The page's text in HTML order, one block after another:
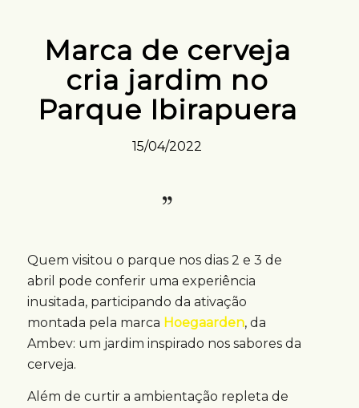
Marca de cerveja
cria jardim no
Parque Ibirapuera
15/04/2022
Quem visitou o parque nos dias 2 e 3 de
abril pode conferir uma experiência
inusitada, participando da ativação
montada pela marca Hoegaarden, da
Ambev: um jardim inspirado nos sabores da
cerveja.
Além de curtir a ambientação repleta de